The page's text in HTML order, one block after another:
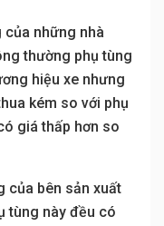
của những nhà
thường phụ tùng
hiệu xe nhưng
kém so với phụ
giá thấp hơn so
của bên sản xuất
tùng này đều có